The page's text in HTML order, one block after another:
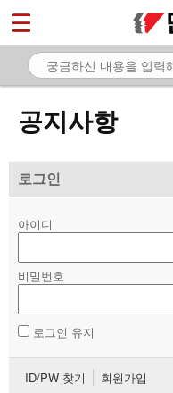
공지사항
로그인
아이디
비밀번호
로그인 유지
ID/PW 찾기 회원가입
마이페이지
소개
- 공지사항
- 성명·보도
자료
부설기관
업무